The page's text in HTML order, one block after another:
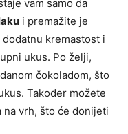
vam samo da
i premažite je
kremastost i
ukus. Po želji,
čokoladom, što
Također možete
na vrh, što će donijeti